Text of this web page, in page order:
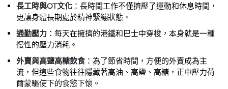
長工時與OT文化 ：長時間工作不僅擠壓了運動和休息時間，
更讓身體長期處於精神緊繃狀態。
通勤壓力 ：每天在擁擠的港鐵和巴士中穿梭，本身就是一種
慢性的壓力消耗。
外賣與高鹽高糖飲食 ：為了節省時間，方便的外賣成為主
流，但這些食物往往隱藏著高油、高鹽、高糖，正中壓力荷
爾蒙驅使下的食慾下懷。